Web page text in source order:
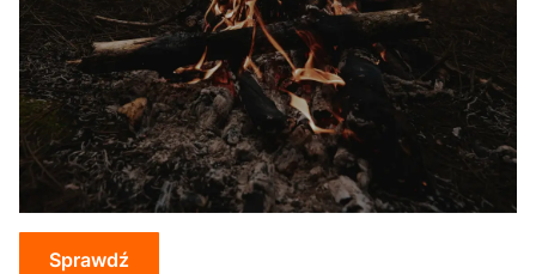
Sprawdź